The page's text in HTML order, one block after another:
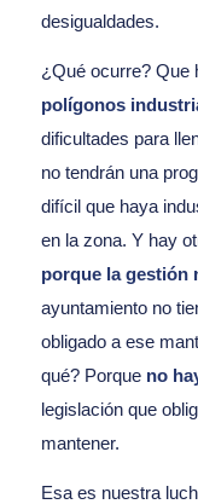
desigualdades.
¿Qué ocurre? Que
polígonos
dificultades para
no tendrán una
difícil que haya
en la zona. Y hay
porque la gestión
ayuntamiento no
obligado a ese
qué? Porque no
legislación que
mantener.
Esa es nuestra